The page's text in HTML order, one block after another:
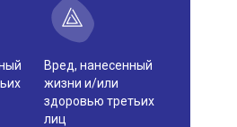
Вред, нанесенный
жизни и/или
здоровью третьих
лиц